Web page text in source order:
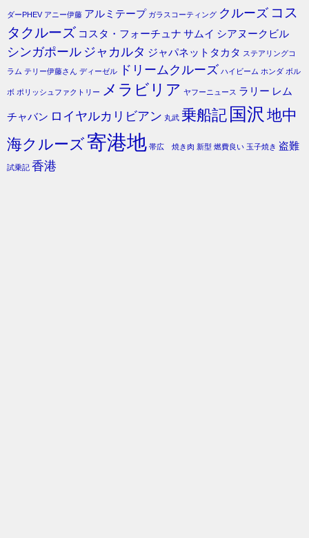
ダーPHEV アニー伊藤 アルミテープ ガラスコーティング クルーズ コス
タクルーズ コスタ・フォーチュナ サムイ シアヌークビル
シンガポール ジャカルタ ジャパネットタカタ ステアリングコ
ラム テリー伊藤さん ディーゼル ドリームクルーズ ハイビーム ホンダ ボル
ボ ポリッシュファクトリー メラビリア ヤフーニュース ラリー レム
チャバン ロイヤルカリビアン 丸武 乗船記 国沢 地中
海クルーズ寄港地 帯広 焼き肉 新型 燃費良い 玉子焼き 盗難
試乗記 香港